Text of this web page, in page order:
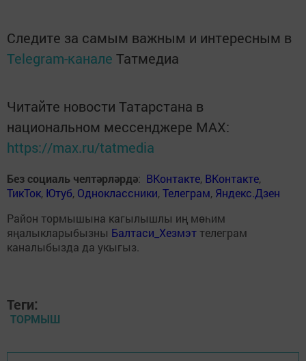
Следите за самым важным и интересным в
Telegram-канале Татмедиа
Читайте новости Татарстана в
национальном мессенджере MАХ:
https://max.ru/tatmedia
Без социаль челтәрләрдә: ВКонтакте, ВКонтакте,
ТикТок, Ютуб, Одноклассники,Телеграм, Яндекс.Дзен
Район тормышына кагылышлы иң мөһим
яңалыкларыбызны Балтаси_Хезмэт телеграм
каналыбызда да укыгыз.
Теги:
ТОРМЫШ